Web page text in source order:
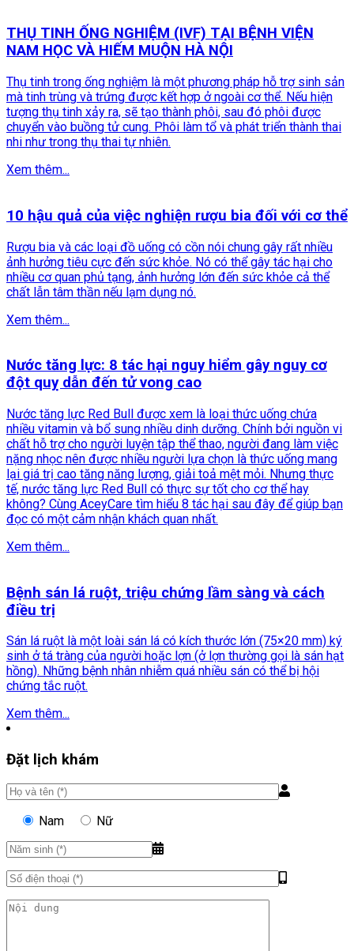
THỤ TINH ỐNG NGHIỆM (IVF) TẠI BỆNH VIỆN
NAM HỌC VÀ HIẾM MUỘN HÀ NỘI
Thụ tinh trong ống nghiệm là một phương pháp hỗ trợ sinh sản
mà tinh trùng và trứng được kết hợp ở ngoài cơ thể. Nếu hiện
tượng thụ tinh xảy ra, sẽ tạo thành phôi, sau đó phôi được
chuyển vào buồng tử cung. Phôi làm tổ và phát triển thành thai
nhi như trong thụ thai tự nhiên.
Xem thêm...
10 hậu quả của việc nghiện rượu bia đối với cơ thể
Rượu bia và các loại đồ uống có cồn nói chung gây rất nhiều
ảnh hưởng tiêu cực đến sức khỏe. Nó có thể gây tác hại cho
nhiều cơ quan phủ tạng, ảnh hưởng lớn đến sức khỏe cả thể
chất lẫn tâm thần nếu lạm dụng nó.
Xem thêm...
Nước tăng lực: 8 tác hại nguy hiểm gây nguy cơ
đột quỵ dẫn đến tử vong cao
Nước tăng lực Red Bull được xem là loại thức uống chứa
nhiều vitamin và bổ sung nhiều dinh dưỡng. Chính bởi nguồn vi
chất hỗ trợ cho người luyện tập thể thao, người đang làm việc
nặng nhọc nên được nhiều người lựa chọn là thức uống mang
lại giá trị cao tăng năng lượng, giải toả mệt mỏi. Nhưng thực
tế, nước tăng lực Red Bull có thực sự tốt cho cơ thể hay
không? Cùng AceyCare tìm hiểu 8 tác hại sau đây để giúp bạn
đọc có một cảm nhận khách quan nhất.
Xem thêm...
Bệnh sán lá ruột, triệu chứng lầm sàng và cách
điều trị
Sán lá ruột là một loài sán lá có kích thước lớn (75×20 mm) ký
sinh ở tá tràng của người hoặc lợn (ở lợn thường gọi là sán hạt
hồng). Những bệnh nhân nhiễm quá nhiều sán có thể bị hội
chứng tắc ruột.
Xem thêm...
Đặt lịch khám
Nam Nữ